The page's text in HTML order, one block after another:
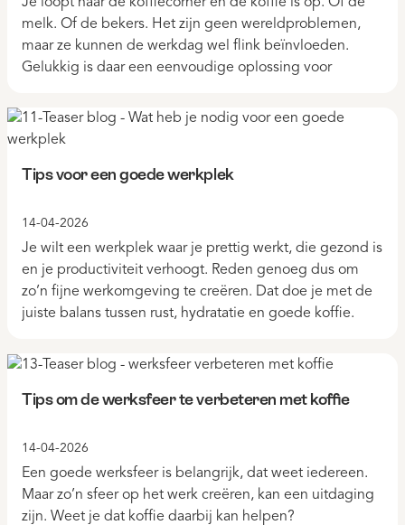
Je loopt naar de koffiecorner en de koffie is op. Of de
melk. Of de bekers. Het zijn geen wereldproblemen,
maar ze kunnen de werkdag wel flink beïnvloeden.
Gelukkig is daar een eenvoudige oplossing voor
Tips voor een goede werkplek
14-04-2026
Je wilt een werkplek waar je prettig werkt, die gezond is
en je productiviteit verhoogt. Reden genoeg dus om
zo’n fijne werkomgeving te creëren. Dat doe je met de
juiste balans tussen rust, hydratatie en goede koffie.
Tips om de werksfeer te verbeteren met koffie
14-04-2026
Een goede werksfeer is belangrijk, dat weet iedereen.
Maar zo’n sfeer op het werk creëren, kan een uitdaging
zijn. Weet je dat koffie daarbij kan helpen?